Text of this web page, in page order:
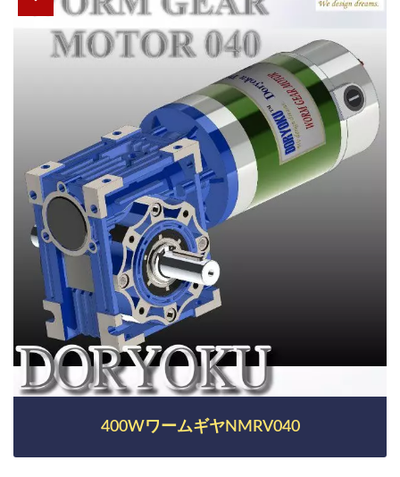
400WワームギヤNMRV040